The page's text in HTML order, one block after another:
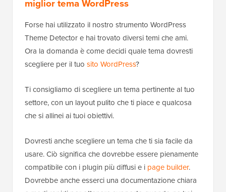
miglior tema WordPress
Forse hai utilizzato il nostro strumento WordPress
Theme Detector e hai trovato diversi temi che ami.
Ora la domanda è come decidi quale tema dovresti
scegliere per il tuo sito WordPress?
Ti consigliamo di scegliere un tema pertinente al tuo
settore, con un layout pulito che ti piace e qualcosa
che si allinei ai tuoi obiettivi.
Dovresti anche scegliere un tema che ti sia facile da
usare. Ciò significa che dovrebbe essere pienamente
compatibile con i plugin più diffusi e i page builder.
Dovrebbe anche esserci una documentazione chiara